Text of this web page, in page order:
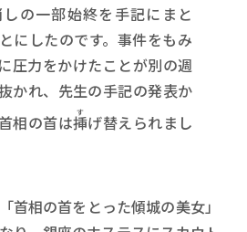
の一部始終を手記にまと
にしたのです。事件をもみ
圧力をかけたことが別の週
かれ、先生の手記の発表か
相の首は挿
す げ替えられまし
首相の首をとった傾城の美女」